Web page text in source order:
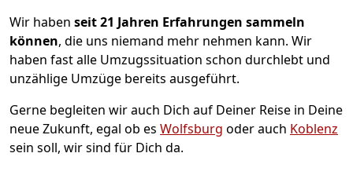
Wir haben seit21 Jahren Erfahrungen sammeln
können, die uns niemand mehr nehmen kann. Wir
haben fast alle Umzugssituation schon durchlebt und
unzählige Umzüge bereits ausgeführt.
Gerne begleiten wir auch Dich auf Deiner Reise in Deine
neue Zukunft, egal ob es Wolfsburg oder auch Koblenz
sein soll, wir sind für Dich da.